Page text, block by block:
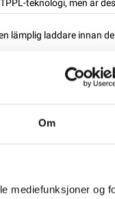
Om
mediefunksjoner og
teknologi, men är
lämplig laddare innan